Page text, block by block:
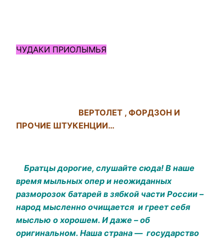
ЧУДАКИ ПРИОЛЫМЬЯ
ВЕРТОЛЕТ , ФОРДЗОН И
ПРОЧИЕ ШТУКЕНЦИИ…
Братцы дорогие, слушайте сюда! В наше
время мыльных опер и неожиданных
разморозок батарей в зябкой части России –
народ мысленно очищается и греет себя
мыслью о хорошем. И даже – об
оригинальном. Наша страна — государство